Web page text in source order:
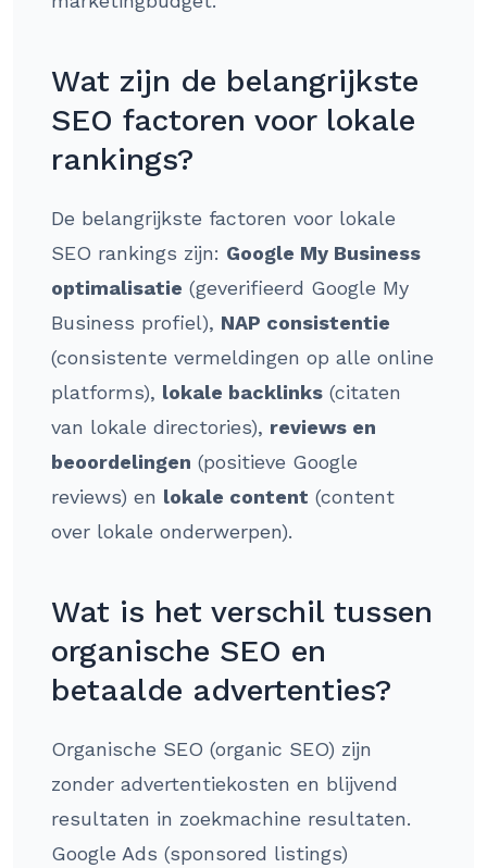
Wat zijn de belangrijkste
SEO factoren voor lokale
rankings?
De belangrijkste factoren voor lokale
SEO rankings zijn: Google My Business
optimalisatie (geverifieerd Google My
Business profiel), NAP consistentie
(consistente vermeldingen op alle online
platforms), lokale backlinks (citaten
van lokale directories), reviews en
beoordelingen (positieve Google
reviews) en lokale content (content
over lokale onderwerpen).
Wat is het verschil tussen
organische SEO en
betaalde advertenties?
Organische SEO (organic SEO) zijn
zonder advertentiekosten en blijvend
resultaten in zoekmachine resultaten.
Google Ads (sponsored listings)